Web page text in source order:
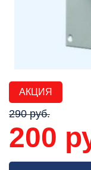
АКЦИЯ
290 руб.
200